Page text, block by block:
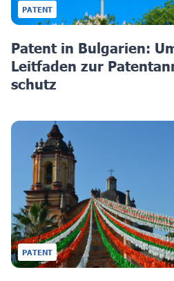
PATENT
Patent in Bulgarien:
Leitfaden zur
schutz
PATENT